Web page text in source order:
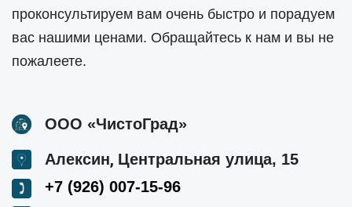
проконсультируем вам очень быстро и порадуем
вас нашими ценами. Обращайтесь к нам и вы не
пожалеете.
ООО «ЧистоГрад»
Алексин, Центральная улица, 15
+7 (926) 007-15-96